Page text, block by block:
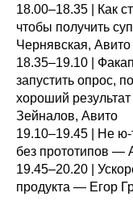
18.00–18.35 | Как
чтобы получить
Чернявская, Авито
18.35–19.10 |
запустить опрос,
хороший
Зейналов, Авито
19.10–19.45 | Не
без прототипов —
19.45–20.20 |
продукта — Егор